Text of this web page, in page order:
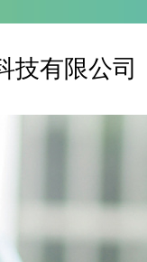
技有限公司